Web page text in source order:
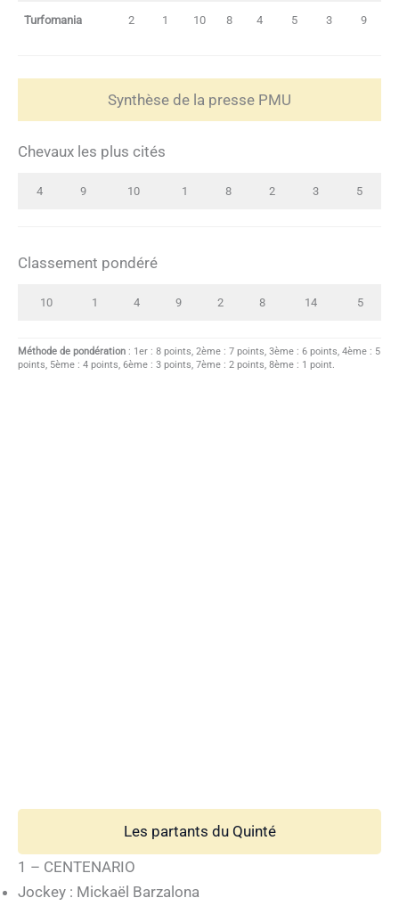
Turfomania 2 1 10 8 4 5 3 9
Synthèse de la presse PMU
Chevaux les plus cités
4 9 10 1 8 2 3 5
Classement pondéré
10 1 4 9 2 8 14 5
Méthode de pondération : 1er : 8 points, 2ème : 7 points, 3ème : 6 points, 4ème : 5
points, 5ème : 4 points, 6ème : 3 points, 7ème : 2 points, 8ème : 1 point.
Les partants du Quinté
1 – CENTENARIO
Jockey : Mickaël Barzalona